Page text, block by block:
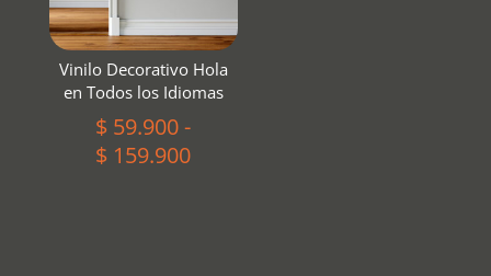
Vinilo Decorativo Hola
en Todos los Idiomas
$ 59.900-
$ 159.900Rango